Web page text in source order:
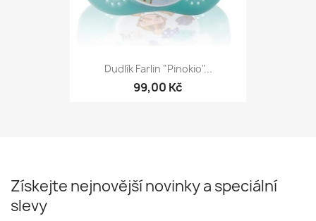
Dudlík Farlin "Pinokio"...
99,00 Kč
Získejte nejnovější novinky a speciální
slevy